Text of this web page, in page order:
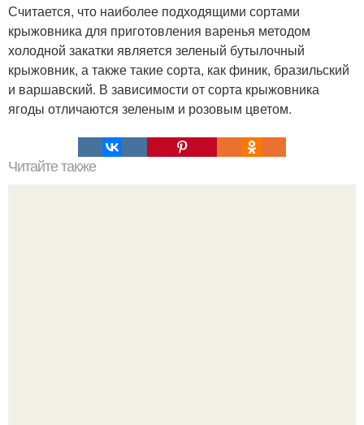
Считается, что наиболее подходящими сортами
крыжовника для приготовления варенья методом
холодной закатки является зеленый бутылочный
крыжовник, а также такие сорта, как финик, бразильский
и варшавский. В зависимости от сорта крыжовника
ягоды отличаются зеленым и розовым цветом.
Читайте также